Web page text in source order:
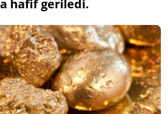
hafif geriledi.